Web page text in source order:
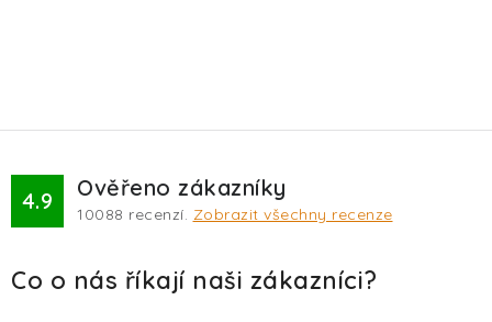
4.9 Ověřeno zákazníky
10088 recenzí. Zobrazit všechny recenze